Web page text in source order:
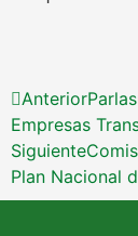
Anterior
Empresas
Siguiente
Plan Nacional